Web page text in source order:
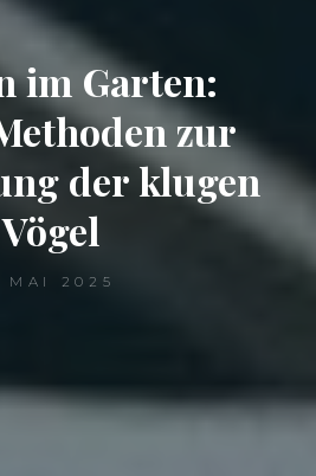
im Garten:
zur
der klugen
Vögel
MAI 2025